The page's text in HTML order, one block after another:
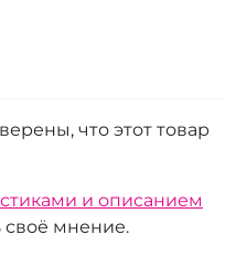
что этот товар
и описанием
своё мнение.